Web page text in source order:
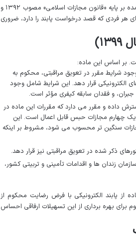
اساس حقوقی درخواست و اعطای پابند الکترونیکی در نظام حقوقی ایران، به طور عمده بر پایه «قانون مجازات اسلامی» مصوب ۱۳۹۲ و
هر فردی که قصد درخواست پابند را دارد، ضروری
بر اساس این ماده:
شرایط مقرر در تعویق مراقبتی، محکوم به
قرار دهد. این شرایط شامل وجود
و فقدان سابقه کیفری مؤثر است.
داده و مقرر می دارد که مقررات این ماده در
چهارم مجازات حبس قابل اعمال است. این
سنگین تر محسوب می شود، مشروط بر اینکه
ذکر شده در تعویق مراقبتی نیز قرار دهد.
زندان ها و اقدامات تأمینی و تربیتی کشور،
از پابند الکترونیکی با فرض رضایت محکوم از
۵ تا ۸، نیازی به حبس قبلی محکوم برای بهره برداری از این تسهیلات ارفاقی احساس